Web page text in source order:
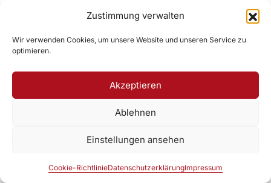
Zustimmung verwalten
Wir verwenden Cookies, um unsere Website und unseren Service zu
optimieren.
Akzeptieren
Ablehnen
Einstellungen ansehen
Cookie-RichtlinieDatenschutzerklärungImpressum
Unser YouTube-Kanal
Zur DAV Webseite